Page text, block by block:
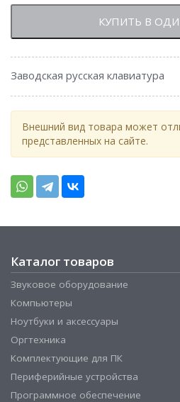
КУПИТЬ В
Заводская русская клавиатура
Внешний вид товара может
представленных на сайте.
Каталог товаров
Звуковое оборудование
Компьютеры
Ноутбуки и аксессуары
Оргтехника
Комплектующие для ПК
Периферийные устройства
Программное обеспечение